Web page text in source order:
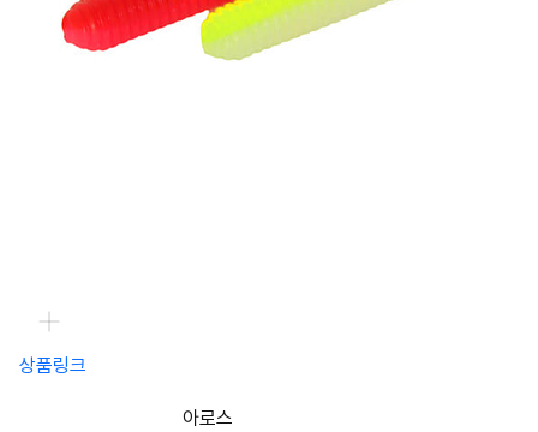
상품링크
아로스